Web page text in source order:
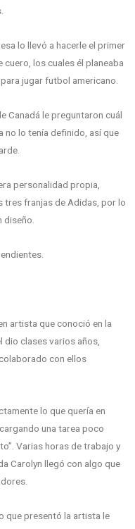
lo llevó a hacerle el primer
los cuales él planeaba
jugar futbol americano.
Canadá le preguntaron cuál
no lo tenía definido, así que
personalidad propia,
tres franjas de Adidas, por lo
diseño.
artista que conoció en la
dio clases varios años,
con ellos
lo que quería en
una tarea poco
Varias horas de trabajo y
Carolyn llegó con algo que
que presentó la artista le